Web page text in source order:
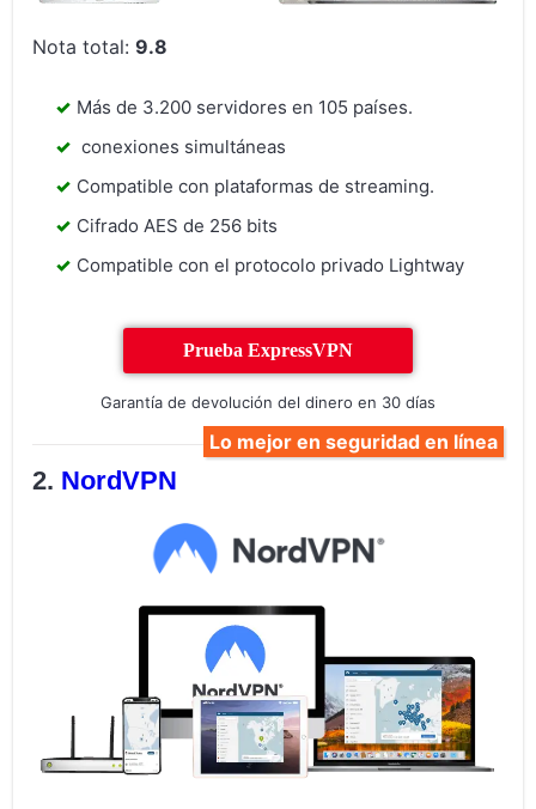
Nota total:9.8
Más de 3.200 servidores en 105 países.
conexiones simultáneas
Compatible con plataformas de streaming.
Cifrado AES de 256 bits
Compatible con el protocolo privado Lightway
Prueba ExpressVPN
Garantía de devolución del dinero en 30 días
Lo mejor en seguridad en línea
NordVPN